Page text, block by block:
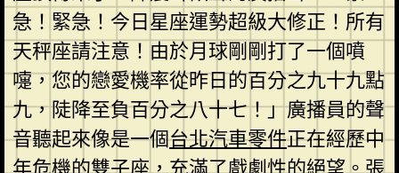
急！緊急！今日星座運勢超級大修正！所有
天秤座請注意！由於月球剛剛打了一個噴
嚏，您的戀愛機率從昨日的百分之九十九點
九，陡降至負百分之八十七！」廣播員的聲
音聽起來像是一個台北汽車零件正在經歷中